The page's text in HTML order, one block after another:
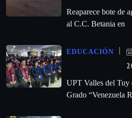
Reaparece bote de
al C.C. Betania en
EDUCACIÓN
UPT Valles del Tuy
Grado “Venezuela